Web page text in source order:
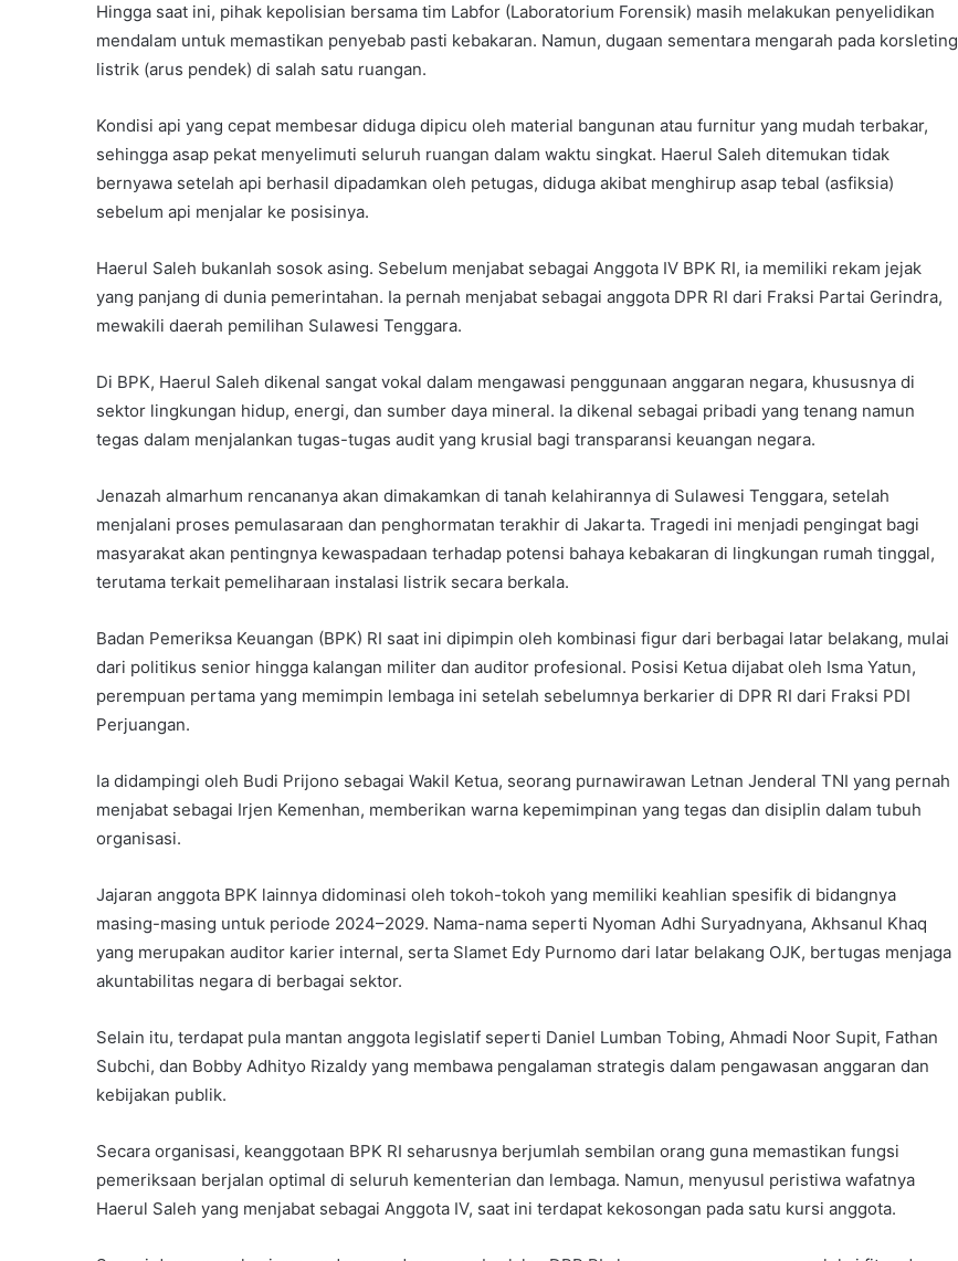
Hingga saat ini, pihak kepolisian bersama tim Labfor (Laboratorium Forensik) masih melakukan penyelidikan
mendalam untuk memastikan penyebab pasti kebakaran. Namun, dugaan sementara mengarah pada korsleting
listrik (arus pendek) di salah satu ruangan.
Kondisi api yang cepat membesar diduga dipicu oleh material bangunan atau furnitur yang mudah terbakar,
sehingga asap pekat menyelimuti seluruh ruangan dalam waktu singkat. Haerul Saleh ditemukan tidak
bernyawa setelah api berhasil dipadamkan oleh petugas, diduga akibat menghirup asap tebal (asfiksia)
sebelum api menjalar ke posisinya.
Haerul Saleh bukanlah sosok asing. Sebelum menjabat sebagai Anggota IV BPK RI, ia memiliki rekam jejak
yang panjang di dunia pemerintahan. Ia pernah menjabat sebagai anggota DPR RI dari Fraksi Partai Gerindra,
mewakili daerah pemilihan Sulawesi Tenggara.
Di BPK, Haerul Saleh dikenal sangat vokal dalam mengawasi penggunaan anggaran negara, khususnya di
sektor lingkungan hidup, energi, dan sumber daya mineral. Ia dikenal sebagai pribadi yang tenang namun
tegas dalam menjalankan tugas-tugas audit yang krusial bagi transparansi keuangan negara.
Jenazah almarhum rencananya akan dimakamkan di tanah kelahirannya di Sulawesi Tenggara, setelah
menjalani proses pemulasaraan dan penghormatan terakhir di Jakarta. Tragedi ini menjadi pengingat bagi
masyarakat akan pentingnya kewaspadaan terhadap potensi bahaya kebakaran di lingkungan rumah tinggal,
terutama terkait pemeliharaan instalasi listrik secara berkala.
Badan Pemeriksa Keuangan (BPK) RI saat ini dipimpin oleh kombinasi figur dari berbagai latar belakang, mulai
dari politikus senior hingga kalangan militer dan auditor profesional. Posisi Ketua dijabat oleh Isma Yatun,
perempuan pertama yang memimpin lembaga ini setelah sebelumnya berkarier di DPR RI dari Fraksi PDI
Perjuangan.
Ia didampingi oleh Budi Prijono sebagai Wakil Ketua, seorang purnawirawan Letnan Jenderal TNI yang pernah
menjabat sebagai Irjen Kemenhan, memberikan warna kepemimpinan yang tegas dan disiplin dalam tubuh
organisasi.
Jajaran anggota BPK lainnya didominasi oleh tokoh-tokoh yang memiliki keahlian spesifik di bidangnya
masing-masing untuk periode 2024–2029. Nama-nama seperti Nyoman Adhi Suryadnyana, Akhsanul Khaq
yang merupakan auditor karier internal, serta Slamet Edy Purnomo dari latar belakang OJK, bertugas menjaga
akuntabilitas negara di berbagai sektor.
Selain itu, terdapat pula mantan anggota legislatif seperti Daniel Lumban Tobing, Ahmadi Noor Supit, Fathan
Subchi, dan Bobby Adhityo Rizaldy yang membawa pengalaman strategis dalam pengawasan anggaran dan
kebijakan publik.
Secara organisasi, keanggotaan BPK RI seharusnya berjumlah sembilan orang guna memastikan fungsi
pemeriksaan berjalan optimal di seluruh kementerian dan lembaga. Namun, menyusul peristiwa wafatnya
Haerul Saleh yang menjabat sebagai Anggota IV, saat ini terdapat kekosongan pada satu kursi anggota.